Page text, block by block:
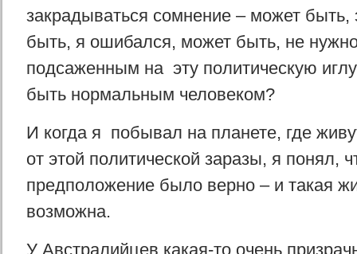
закрадываться сомнение – может быть,
быть, я ошибался, может быть, не
подсаженным на эту политическую
быть нормальным человеком?
И когда я побывал на планете, где
от этой политической заразы, я понял,
предположение было верно – и такая
возможна.
У Австралийцев какая-то очень